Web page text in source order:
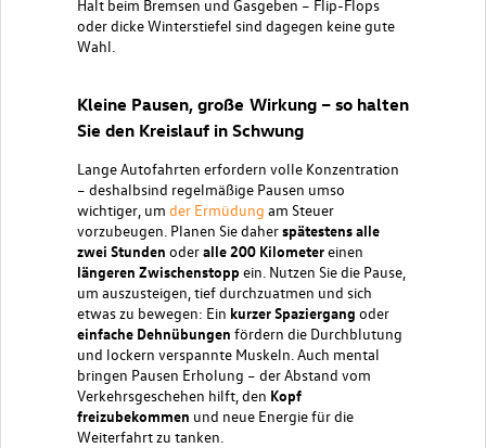
Halt beim Bremsen und Gasgeben – Flip-Flops
oder dicke Winterstiefel sind dagegen keine gute
Wahl.
Kleine Pausen, große Wirkung – so halten
Sie den Kreislauf in Schwung
Lange Autofahrten erfordern volle Konzentration
– deshalbsind regelmäßige Pausen umso
wichtiger, um der Ermüdung am Steuer
vorzubeugen. Planen Sie daherspätestens alle
zwei Stunden oderalle 200 Kilometereinen
längeren Zwischenstopp ein. Nutzen Sie die Pause,
um auszusteigen, tief durchzuatmen und sich
etwas zu bewegen: Ein kurzer Spaziergang oder
einfache Dehnübungen fördern die Durchblutung
und lockern verspannte Muskeln. Auch mental
bringen Pausen Erholung – der Abstand vom
Verkehrsgeschehen hilft, den Kopf
freizubekommen und neue Energie für die
Weiterfahrt zu tanken.